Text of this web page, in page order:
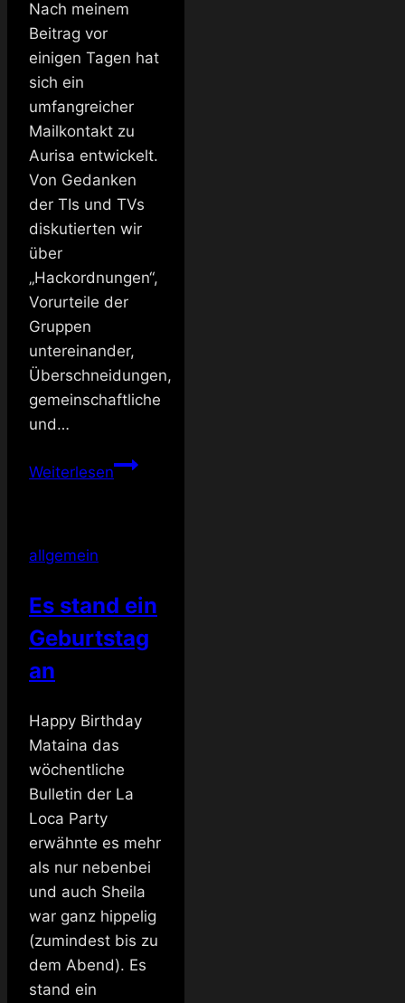
Nach meinem
Beitrag vor
einigen Tagen hat
sich ein
umfangreicher
Mailkontakt zu
Aurisa entwickelt.
Von Gedanken
der TIs und TVs
diskutierten wir
über
„Hackordnungen“,
Vorurteile der
Gruppen
untereinander,
Überschneidungen,
gemeinschaftliche
und…
WeiterlesenTS
allgemein
Es stand ein
Geburtstag
an
Happy Birthday
Mataina das
wöchentliche
Bulletin der La
Loca Party
erwähnte es mehr
als nur nebenbei
und auch Sheila
war ganz hippelig
(zumindest bis zu
dem Abend). Es
stand ein